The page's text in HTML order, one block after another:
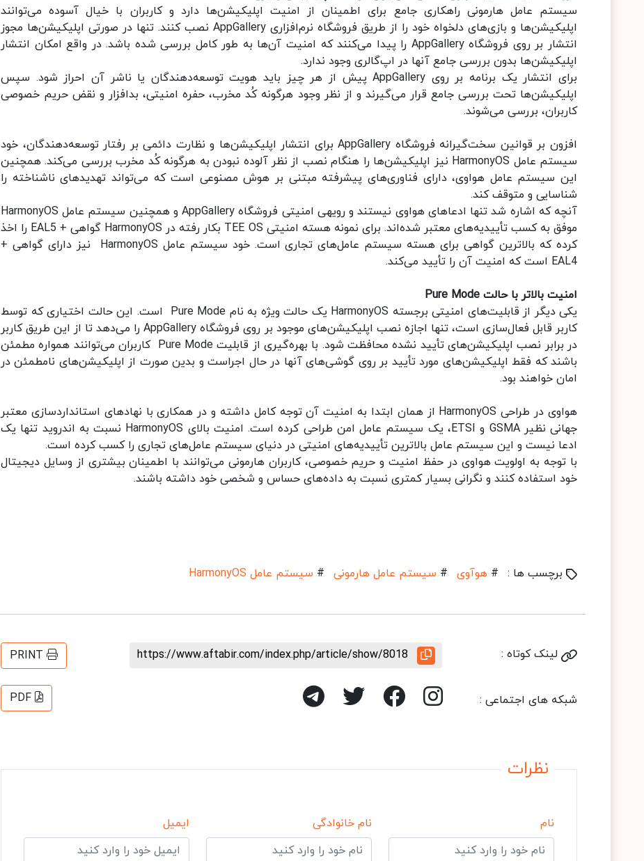
سیستم عامل هارمونی راهکاری جامع برای اطمینان از امنیت اپلیکیشن‌ها دارد و کاربران با خیال آسوده می‌توانند
اپلیکیشن‌ها و بازی‌های دلخواه خود را از طریق فروشگاه نرم‌افزاری AppGallery نصب کنند. تنها در صورتی اپلیکیشن‌ها مجوز
انتشار بر روی فروشگاه AppGallery را پیدا می‌کنند که امنیت آن‌ها به طور کامل بررسی شده باشد. در واقع امکان انتشار
اپلیکیشن‌ها بدون بررسی جامع آنها در اپ‌گالری وجود ندارد.
برای انتشار یک برنامه بر روی AppGallery پیش از هر چیز باید هویت توسعه‌دهندگان یا ناشر آن احراز شود. سپس
اپلیکیشن‌ها تحت بررسی جامع قرار می‌گیرند و از نظر وجود هرگونه کُد مخرب، حفره امنیتی، بدافزار و نقض حریم خصوصی
کاربران، بررسی می‌شوند.
افزون بر قوانین سخت‌گیرانه فروشگاه AppGallery برای انتشار اپلیکیشن‌ها و نظارت دائمی بر رفتار توسعه‌دهندگان، خود
سیستم عامل HarmonyOS نیز اپلیکیشن‌ها را هنگام نصب از نظر آلوده نبودن به هرگونه کُد مخرب بررسی می‌کند. همچنین
این سیستم عامل هواوی، دارای فناوری‌های پیشرفته مبتنی بر هوش مصنوعی است که می‌تواند تهدیدهای ناشناخته را
شناسایی و متوقف کند.
آنچه که اشاره شد تنها ادعاهای هواوی نیستند و رویهی امنیتی فروشگاه AppGallery و همچنین سیستم عامل HarmonyOS
موفق به کسب تأییدیه‌های معتبر شده‌اند. برای نمونه هسته امنیتی TEE OS بکار رفته در HarmonyOS گواهی + EAL5 را اخذ
کرده که بالاترین گواهی برای هسته سیستم عامل‌های تجاری است. خود سیستم عامل HarmonyOS نیز دارای گواهی +
EAL4 است که امنیت آن را تأیید می‌کند.
امنیت بالاتر با حالت Pure Mode
یکی دیگر از قابلیت‌های امنیتی برجسته HarmonyOS یک حالت ویژه به نام Pure Mode است. این حالت اختیاری که توسط
کاربر قابل فعال‌سازی است، تنها اجازه نصب اپلیکیشن‌های موجود بر روی فروشگاه AppGallery را می‌دهد تا از این طریق کاربر
در برابر نصب اپلیکیشن‌های تأیید نشده محافظت شود. با بهره‌گیری از قابلیت Pure Mode کاربران می‌توانند همواره مطمئن
باشند که فقط اپلیکیشن‌های مورد تأیید بر روی گوشی‌های آنها در حال اجراست و بدین صورت از اپلیکیشن‌های نامطمئن در
امان خواهند بود.
هواوی در طراحی HarmonyOS از همان ابتدا به امنیت آن توجه کامل داشته و در همکاری با نهادهای استانداردسازی معتبر
جهانی نظیر GSMA و ETSI، یک سیستم عامل امن‌ طراحی کرده است. امنیت بالای HarmonyOS نسبت به اندروید تنها یک
ادعا نیست و این سیستم عامل بالاترین تأییدیه‌های امنیتی در دنیای سیستم عامل‌های تجاری را کسب کرده است.
با توجه به اولویت‌ هواوی در حفظ امنیت و حریم خصوصی، کاربران هارمونی می‌توانند با اطمینان بیشتری از وسایل دیجیتال
خود استفاده کنند و نگرانی بسیار کمتری نسبت به داده‌های حساس و شخصی خود داشته باشند.
برچسب ها : # هوآوی # سیستم عامل هارمونی # سیستم عامل HarmonyOS
لینک کوتاه : https://www.aftabir.com/index.php/article/show/8018
PRINT
شبکه های اجتماعی : PDF
نظرات
نام نام خانوادگی ایمیل